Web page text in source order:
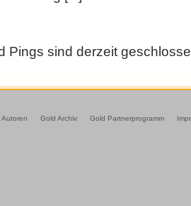
Pings sind derzeit
Autoren Gold Archiv Gold Partnerprogramm